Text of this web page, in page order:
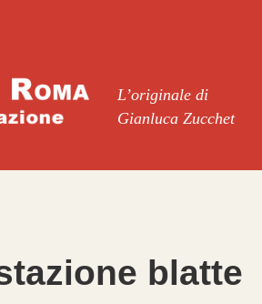
L’originale di
Gianluca Zucchet
blatte